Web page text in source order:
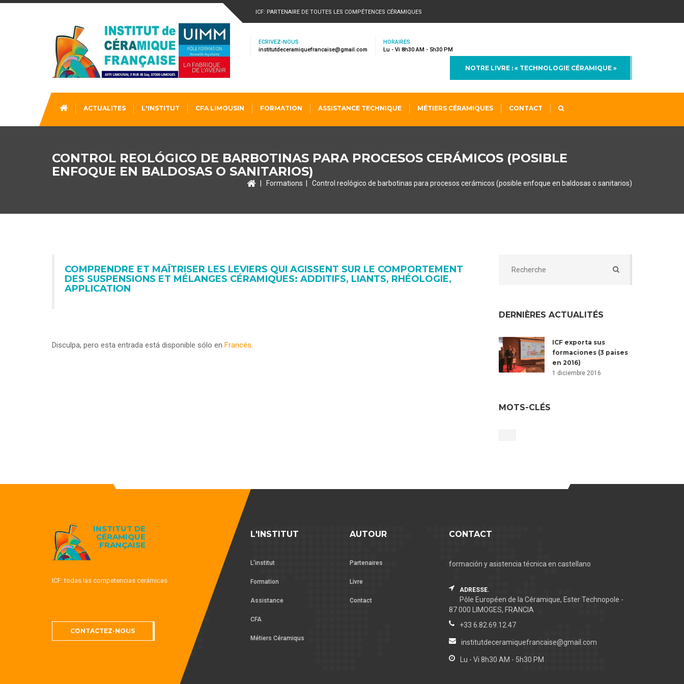
ICF: PARTENAIRE DE TOUTES LES COMPÉTENCES CÉRAMIQUES
ECRIVEZ-NOUS
institutdeceramiquefrancaise@gmail.com
HORAIRES
Lu - Vi 8h30 AM - 5h30 PM
NOTRE LIVRE : « TECHNOLOGIE CÉRAMIQUE »
ACTUALITES L'INSTITUT CFA LIMOUSIN FORMATION ASSISTANCE TECHNIQUE MÉTIERS CÉRAMIQUES CONTACT
CONTROL REOLÓGICO DE BARBOTINAS PARA PROCESOS CERÁMICOS (POSIBLE
ENFOQUE EN BALDOSAS O SANITARIOS)
| Formations Control reológico de barbotinas para procesos cerámicos (posible enfoque en baldosas o sanitarios)
COMPRENDRE ET MAÎTRISER LES LEVIERS QUI AGISSENT SUR LE COMPORTEMENT
DES SUSPENSIONS ET MÉLANGES CÉRAMIQUES: ADDITIFS, LIANTS, RHÉOLOGIE,
APPLICATION
Disculpa, pero esta entrada está disponible sólo en Francés.
DERNIÈRES ACTUALITÉS
ICF exporta sus
formaciones (3 paises
en 2016)
1 diciembre 2016
MOTS-CLÉS
INSTITUT DE
CÉRAMIQUE
FRANÇAISE
ICF: todas las competencias cerámicas
CONTACTEZ-NOUS
L'INSTITUT
L'institut
Formation
Assistance
CFA
Métiers Céramiqus
AUTOUR
Partenaires
Livre
Contact
CONTACT
formación y asistencia técnica en castellano
ADRESSE.
Pôle Européen de la Céramique, Ester Technopole -
87 000 LIMOGES, FRANCIA
+33 6.82.69.12.47
institutdeceramiquefrancaise@gmail.com
Lu - Vi 8h30 AM - 5h30 PM